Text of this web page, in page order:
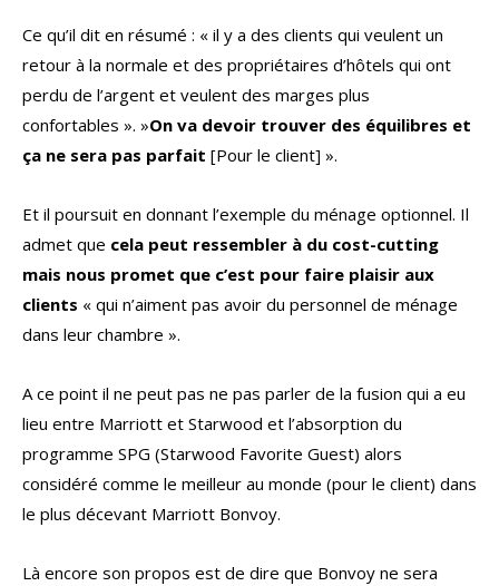
Ce qu’il dit en résumé : « il y a des clients qui veulent un
retour à la normale et des propriétaires d’hôtels qui ont
perdu de l’argent et veulent des marges plus
confortables ». »On va devoir trouver des équilibres et
ça ne sera pas parfait [Pour le client] ».
Et il poursuit en donnant l’exemple du ménage optionnel. Il
admet que cela peut ressembler à du cost-cutting
mais nous promet que c’est pour faire plaisir aux
clients « qui n’aiment pas avoir du personnel de ménage
dans leur chambre ».
A ce point il ne peut pas ne pas parler de la fusion qui a eu
lieu entre Marriott et Starwood et l’absorption du
programme SPG (Starwood Favorite Guest) alors
considéré comme le meilleur au monde (pour le client) dans
le plus décevant Marriott Bonvoy.
Là encore son propos est de dire que Bonvoy ne sera